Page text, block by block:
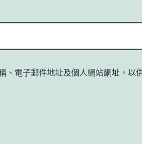
、電子郵件地址及個人網站網址，以